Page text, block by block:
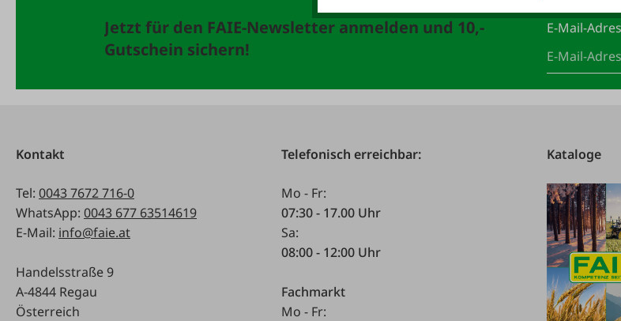
Jetzt für den FAIE-Newsletter anmelden und 10,-
Gutschein sichern!
E-Mail-
Kontakt
Tel: 0043 7672 716-0
WhatsApp: 0043 677 63514619
E-Mail: info@faie.at
Handelsstraße 9
A-4844 Regau
Österreich
Telefonisch erreichbar:
Mo - Fr:
07:30 - 17.00 Uhr
Sa:
08:00 - 12:00 Uhr
Fachmarkt
Mo - Fr:
Kataloge